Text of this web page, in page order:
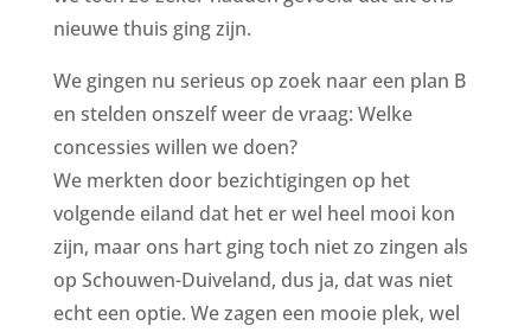
nieuwe thuis ging zijn.
We gingen nu serieus op zoek naar een plan B
en stelden onszelf weer de vraag: Welke
concessies willen we doen?
We merkten door bezichtigingen op het
volgende eiland dat het er wel heel mooi kon
zijn, maar ons hart ging toch niet zo zingen als
op Schouwen-Duiveland, dus ja, dat was niet
echt een optie. We zagen een mooie plek, wel